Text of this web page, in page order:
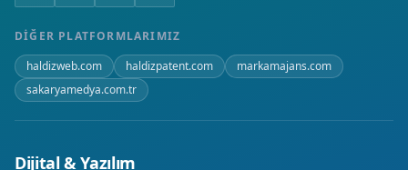
DIĞER PLATFORMLARIMIZ
haldizweb.com
haldizpatent.com
markamajans.com
sakaryamedya.com.tr
Dijital & Yazılım